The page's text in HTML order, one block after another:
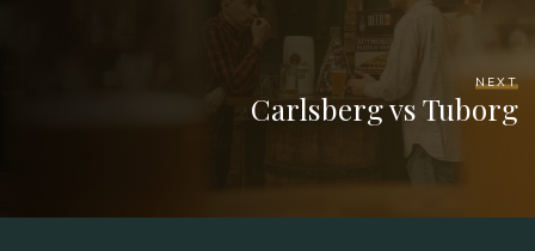
NEXT
Carlsberg vs Tuborg